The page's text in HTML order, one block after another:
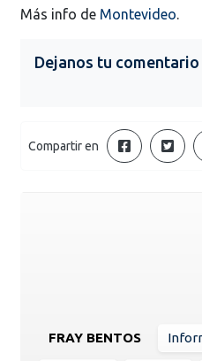
Más info de Montevideo.
Dejanos tu comentario
Compartir en
FRAY BENTOS